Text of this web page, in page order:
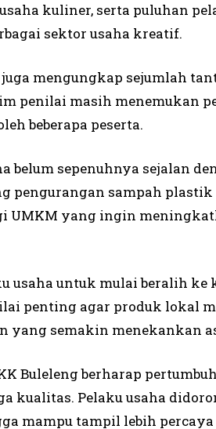
kuliner, serta puluhan
sektor usaha kreatif.
mengungkap sejumlah
penilai masih menemukan
beberapa peserta.
belum sepenuhnya sejalan
pengurangan sampah
UMKM yang ingin
usaha untuk mulai beralih ke
penting agar produk lokal
yang semakin menekankan
Buleleng berharap
kualitas. Pelaku usaha
mampu tampil lebih